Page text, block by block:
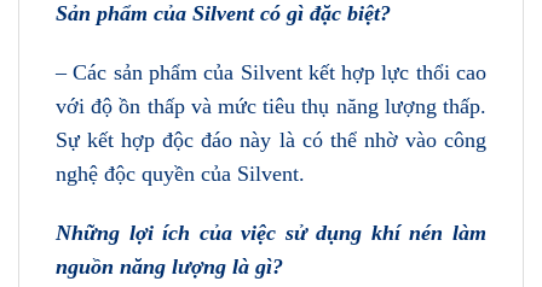
Sản phẩm của Silvent có gì đặc biệt?
– Các sản phẩm của Silvent kết hợp lực thổi cao
với độ ồn thấp và mức tiêu thụ năng lượng thấp.
Sự kết hợp độc đáo này là có thể nhờ vào công
nghệ độc quyền của Silvent.
Những lợi ích của việc sử dụng khí nén làm
nguồn năng lượng là gì?